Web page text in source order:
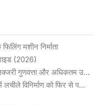
मशीन निर्माता
(2026)
इत्र भरने की मशीन चयन गाइड 2026: लक्जरी गुणवत्ता और अधिकतम उपज प्राप्त करना
कैसे सन्निहित एआई कॉस्मेटिक कारखानों में लचीले विनिर्माण को फिर से परिभाषित करता है